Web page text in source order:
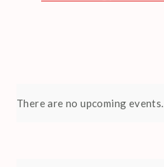
There are no upcoming events.